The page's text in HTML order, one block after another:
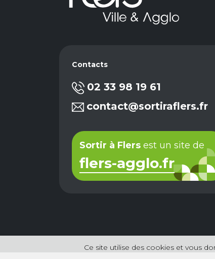
Contacts
02 33 98 19 61
contact@sortiraflers.fr
Sortir à Flers est un site de
flers-agglo.fr
Ce site utilise des cookies et vous